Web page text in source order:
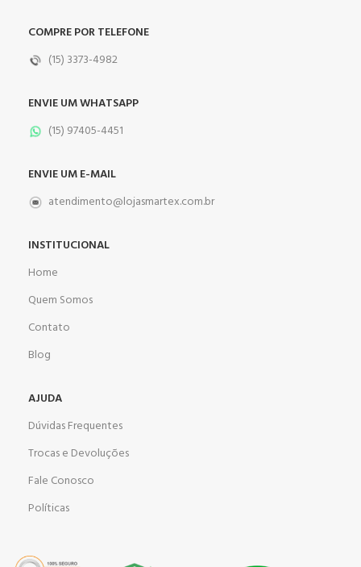
COMPRE POR TELEFONE
(15) 3373-4982
ENVIE UM WHATSAPP
(15) 97405-4451
ENVIE UM E-MAIL
atendimento@lojasmartex.com.br
INSTITUCIONAL
Home
Quem Somos
Contato
Blog
AJUDA
Dúvidas Frequentes
Trocas e Devoluções
Fale Conosco
Políticas